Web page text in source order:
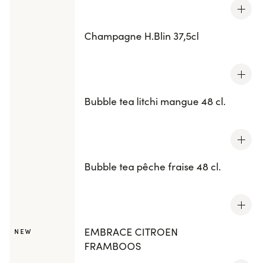
Champagne H.Blin 37,5cl
Bubble tea litchi mangue 48 cl.
Bubble tea pêche fraise 48 cl.
NEW
EMBRACE CITROEN
FRAMBOOS